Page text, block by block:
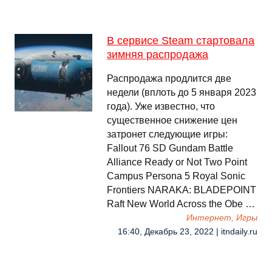
В сервисе Steam стартовала
зимняя распродажа
Распродажа продлится две
недели (вплоть до 5 января 2023
года). Уже известно, что
существенное снижение цен
затронет следующие игры:
Fallout 76 SD Gundam Battle
Alliance Ready or Not Two Point
Campus Persona 5 Royal Sonic
Frontiers NARAKA: BLADEPOINT
Raft New World Across the Obe …
Интернет, Игры
16:40, Декабрь 23, 2022 | itndaily.ru